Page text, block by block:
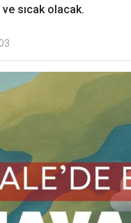
sıcak olacak.